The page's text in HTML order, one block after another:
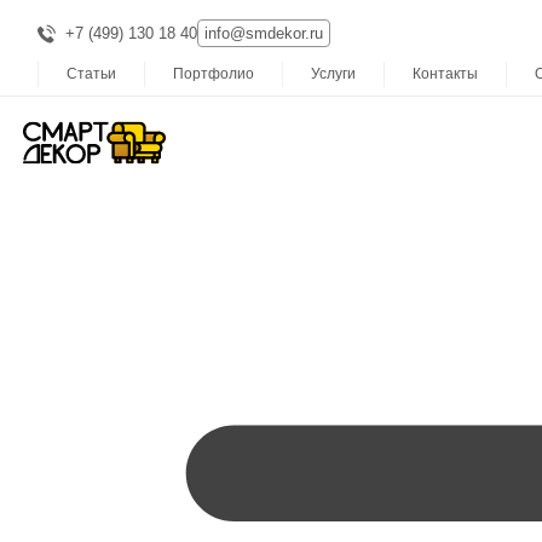
+7 (499) 130 18 40 info@smdekor.ru
Статьи Портфолио Услуги Контакты